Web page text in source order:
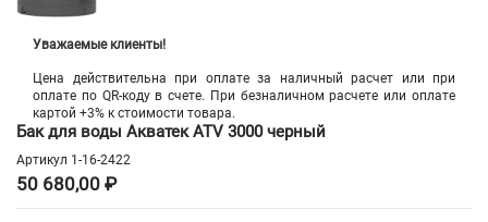
Уважаемые клиенты!
Цена действительна при оплате за наличный расчет или при
оплате по QR-коду в счете. При безналичном расчете или оплате
картой +3% к стоимости товара.
Бак для воды Акватек ATV 3000 черный
Артикул 1-16-2422
50 680,00 ₽